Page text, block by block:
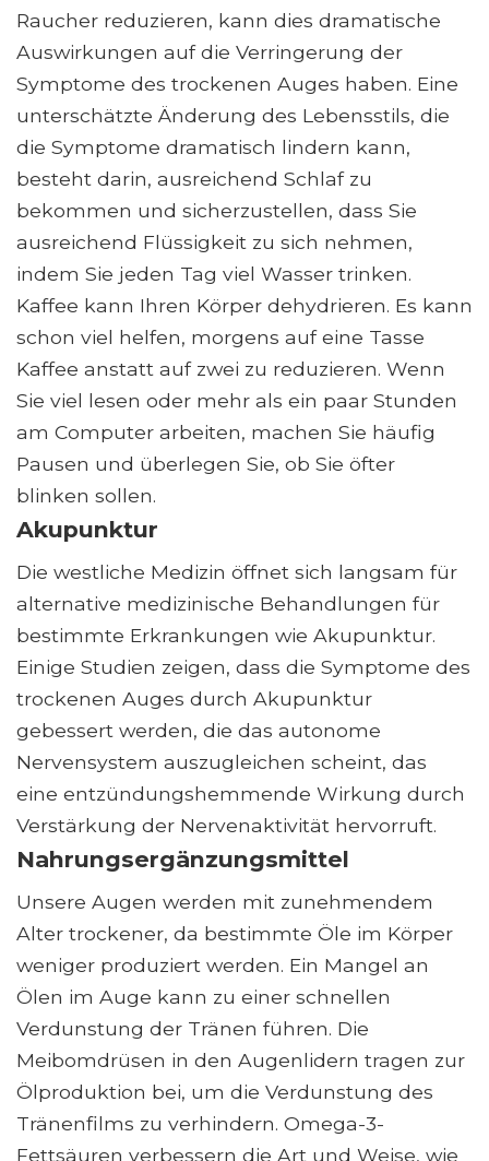
Raucher reduzieren, kann dies dramatische
Auswirkungen auf die Verringerung der
Symptome des trockenen Auges haben. Eine
unterschätzte Änderung des Lebensstils, die
die Symptome dramatisch lindern kann,
besteht darin, ausreichend Schlaf zu
bekommen und sicherzustellen, dass Sie
ausreichend Flüssigkeit zu sich nehmen,
indem Sie jeden Tag viel Wasser trinken.
Kaffee kann Ihren Körper dehydrieren. Es kann
schon viel helfen, morgens auf eine Tasse
Kaffee anstatt auf zwei zu reduzieren. Wenn
Sie viel lesen oder mehr als ein paar Stunden
am Computer arbeiten, machen Sie häufig
Pausen und überlegen Sie, ob Sie öfter
blinken sollen.
Akupunktur
Die westliche Medizin öffnet sich langsam für
alternative medizinische Behandlungen für
bestimmte Erkrankungen wie Akupunktur.
Einige Studien zeigen, dass die Symptome des
trockenen Auges durch Akupunktur
gebessert werden, die das autonome
Nervensystem auszugleichen scheint, das
eine entzündungshemmende Wirkung durch
Verstärkung der Nervenaktivität hervorruft.
Nahrungsergänzungsmittel
Unsere Augen werden mit zunehmendem
Alter trockener, da bestimmte Öle im Körper
weniger produziert werden. Ein Mangel an
Ölen im Auge kann zu einer schnellen
Verdunstung der Tränen führen. Die
Meibomdrüsen in den Augenlidern tragen zur
Ölproduktion bei, um die Verdunstung des
Tränenfilms zu verhindern. Omega-3-
Fettsäuren verbessern die Art und Weise, wie